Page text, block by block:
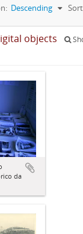
Descending
objects
da